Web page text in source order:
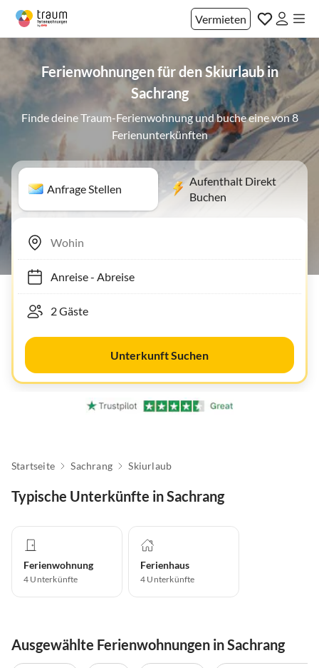
Vermieten
Ferienwohnungen für den Skiurlaub in
Sachrang
Finde deine Traum-Ferienwohnung und buche eine von 8
Ferienunterkünften
Anfrage Stellen
Aufenthalt Direkt
Buchen
Anreise- Abreise
Unterkunft Suchen
Startseite Sachrang Skiurlaub
Typische Unterkünfte in Sachrang
Ferienwohnung
4 Unterkünfte
Ferienhaus
4 Unterkünfte
Ausgewählte Ferienwohnungen in Sachrang